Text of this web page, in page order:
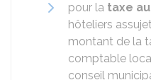
pour la taxe
hôteliers
montant de la
comptable
conseil